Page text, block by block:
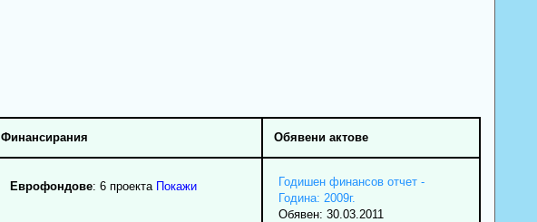
Финансирания Обявени актове
Еврофондове: 6 проекта Покажи
Годишен финансов отчет -
Година: 2009г.
Обявен: 30.03.2011